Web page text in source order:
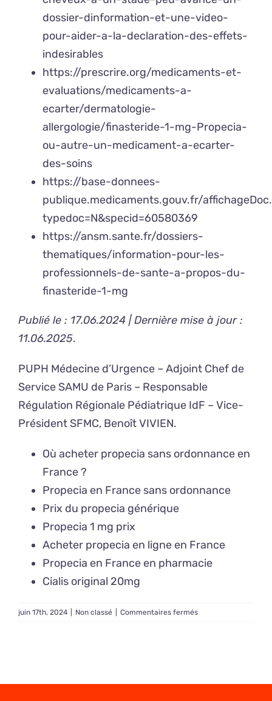
dossier-dinformation-et-une-video-
pour-aider-a-la-declaration-des-effets-
indesirables
https://prescrire.org/medicaments-et-
evaluations/medicaments-a-
ecarter/dermatologie-
allergologie/finasteride-1-mg-Propecia-
ou-autre-un-medicament-a-ecarter-
des-soins
https://base-donnees-
publique.medicaments.gouv.fr/
typedoc=N&specid=60580369
https://ansm.sante.fr/dossiers-
thematiques/information-pour-les-
professionnels-de-sante-a-propos-du-
finasteride-1-mg
Publié le : 17.06.2024 | Dernière mise à jour :
11.06.2025.
PUPH Médecine d’Urgence – Adjoint Chef de
Service SAMU de Paris – Responsable
Régulation Régionale Pédiatrique IdF – Vice-
Président SFMC, Benoît VIVIEN.
Où acheter propecia sans ordonnance en
France ?
Propecia en France sans ordonnance
Prix du propecia générique
Propecia 1 mg prix
Acheter propecia en ligne en France
Propecia en France en pharmacie
Cialis original 20mg
juin 17th, 2024 Non classé Commentaires ferméssur
pharmacie